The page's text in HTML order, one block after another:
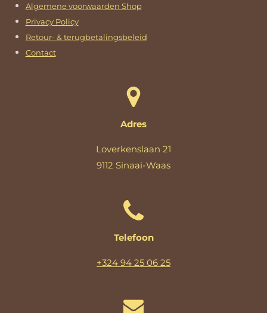
Algemene voorwaarden Shop
Privacy Policy
Retour- & terugbetalingsbeleid
Contact
Adres
Loverkenslaan 21
9112 Sinaai-Waas
Telefoon
+324 94 25 06 25